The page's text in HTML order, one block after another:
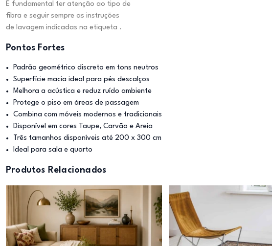
É fundamental ter atenção ao tipo de
fibra e seguir sempre as instruções
de lavagem indicadas na etiqueta .
Pontos Fortes
Padrão geométrico discreto em tons neutros
Superfície macia ideal para pés descalços
Melhora a acústica e reduz ruído ambiente
Protege o piso em áreas de passagem
Combina com móveis modernos e tradicionais
Disponível em cores Taupe, Carvão e Areia
Três tamanhos disponíveis até 200 x 300 cm
Ideal para sala e quarto
Produtos Relacionados